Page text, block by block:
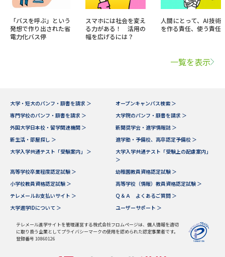
「バスを呼ぶ」という
発想で作り出された省
電力化バス停
スマホには社会を変え
る力がある！ 活用の
幅を広げるには？
人間にとって、AI技術
を作る責任、使う責任
一覧を表示
大学・短大のパンフ・願書を請求 ＞
オープンキャンパス検索 ＞
専門学校のパンフ・願書を請求 ＞
大学院のパンフ・願書を請求 ＞
外国大学日本校・留学関連機関 ＞
新聞奨学会・進学情報誌 ＞
新生活・部屋探し ＞
進学塾・予備校、高卒認定予備校 ＞
大学入学共通テスト「受験案内」 ＞
大学入学共通テスト「受験上の配慮案内」
＞
高等学校卒業程度認定試験 ＞
幼稚園教員資格認定試験 ＞
小学校教員資格認定試験 ＞
高等学校（情報）教員資格認定試験 ＞
テレメールお支払いサイト ＞
Ｑ＆Ａ よくあるご質問 ＞
大学進学IDについて ＞
ユーザーサポート ＞
テレメール進学サイトを管理運営する株式会社フロムページは、個人情報を適切
に取り扱う企業としてプライバシーマークの使用を認められた認定事業者です。
登録番号 10860126